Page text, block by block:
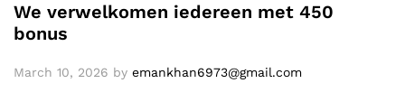
We verwelkomen iedereen met 450
bonus
March 10, 2026 by emankhan6973@gmail.com